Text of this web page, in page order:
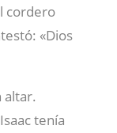
cordero
«Dios
altar.
tenía